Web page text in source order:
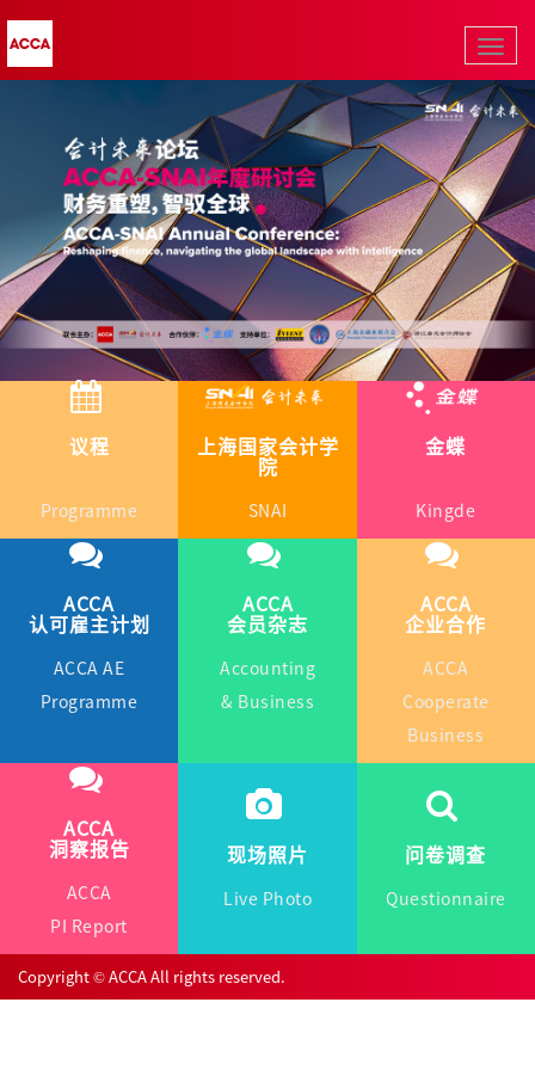
导
航
导
航
议程
Programme
上海国家会计学
院
SNAI
金蝶
Kingde
ACCA
认可雇主计划
ACCA AE
Programme
ACCA
会员杂志
Accounting
& Business
ACCA
企业合作
ACCA
Cooperate
Business
ACCA
洞察报告
ACCA
PI Report
现场照片
Live Photo
问卷调查
Questionnaire
Copyright © ACCA All rights reserved.